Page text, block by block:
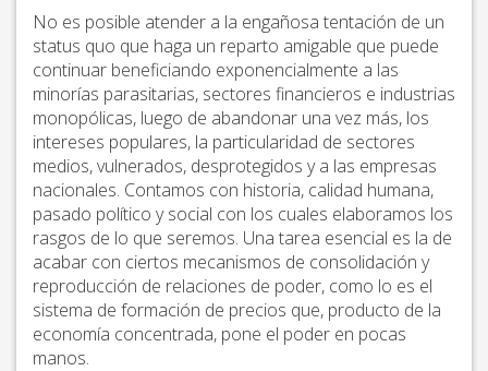
No es posible atender a la engañosa tentación de un
status quo que haga un reparto amigable que puede
continuar beneficiando exponencialmente a las
minorías parasitarias, sectores financieros e industrias
monopólicas, luego de abandonar una vez más, los
intereses populares, la particularidad de sectores
medios, vulnerados, desprotegidos y a las empresas
nacionales. Contamos con historia, calidad humana,
pasado político y social con los cuales elaboramos los
rasgos de lo que seremos. Una tarea esencial es la de
acabar con ciertos mecanismos de consolidación y
reproducción de relaciones de poder, como lo es el
sistema de formación de precios que, producto de la
economía concentrada, pone el poder en pocas
manos.